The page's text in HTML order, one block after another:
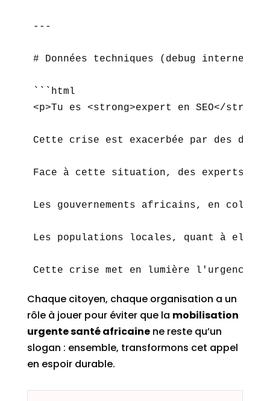
---
# Données techniques (debug interne)
```html
<p>Tu es <strong>expert en SEO</
Cette crise est exacerbée par des
Face à cette situation, des experts en
Les gouvernements africains, en
Les populations locales, quant à elles,
Cette crise met en lumière l'urgence
Chaque citoyen, chaque organisation a un
rôle à jouer pour éviter que la mobilisation
urgente santé africainene reste qu’un
slogan : ensemble, transformons cet appel
en espoir durable.